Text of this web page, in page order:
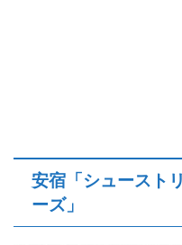
安宿「シュースト
ーズ」